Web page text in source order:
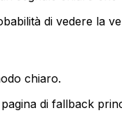
di vedere la
chiaro.
di fallback